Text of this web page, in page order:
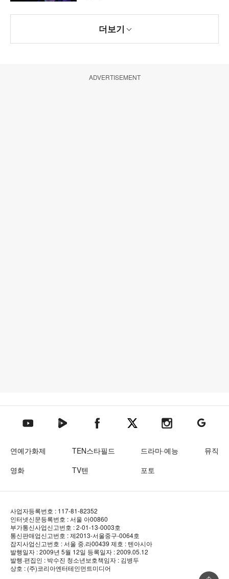
더보기
ADVERTISEMENT
텐아시아 유튜브텐아시아 네이버TV텐아시아 페이스북텐아시아 엑스텐아시아 인스타그램
텐아시아
연예가화제 TEN스타필드 드라마·예능
뮤직
영화
TV텐 포토
사업자등록번호 : 117-81-82352
인터넷신문등록번호 : 서울 아00860
부가통신사업신고번호 : 2-01-13-0003호
통신판매업신고번호 : 제2013-서울중구-0064호
잡지사업신고번호 : 서울 중.라00439 제호 : 텐아시아
발행일자 : 2009년 5월 12일 등록일자 : 2009.05.12
발행·편집인 : 박수진 청소년보호책임자 : 김병두
상호 : (주)코리아엔터테인먼트미디어
상단 바로